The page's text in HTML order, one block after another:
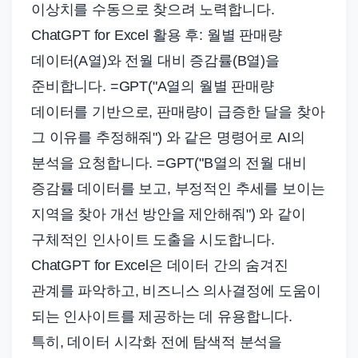
이상치를 수동으로 찾으려 노력합니다.
ChatGPT for Excel 활용 후: 월별 판매량
데이터(A열)와 전월 대비 증감률(B열)을
준비합니다. =GPT("A열의 월별 판매량
데이터를 기반으로, 판매량이 급증한 달을 찾아
그 이유를 추정해줘") 와 같은 명령어로 AI의
분석을 요청합니다. =GPT("B열의 전월 대비
증감률 데이터를 보고, 부정적인 추세를 보이는
지역을 찾아 개선 방안을 제안해줘") 와 같이
구체적인 인사이트 도출을 시도합니다.
ChatGPT for Excel은 데이터 간의 숨겨진
관계를 파악하고, 비즈니스 의사결정에 도움이
되는 인사이트를 제공하는 데 유용합니다.
특히, 데이터 시각화 전에 탐색적 분석을